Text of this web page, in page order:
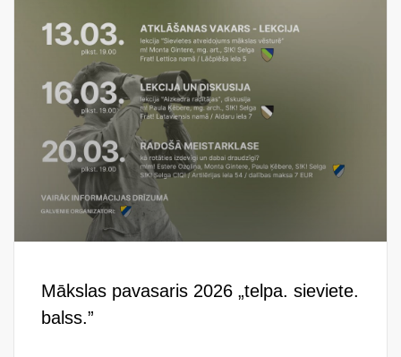
Mākslas pavasaris 2026 „telpa. sieviete.
balss.”